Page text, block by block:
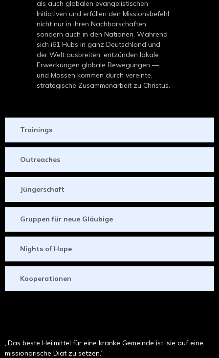
als auch globalen evangelistischen
Initiativen und erfüllen den Missionsbefehl
nicht nur in ihren Nachbarschaften,
sondern auch in den Nationen. Während
sich i61 Hubs in ganz Deutschland und
der Welt ausbreiten, entzünden lokale
Erweckungen globale Bewegungen —
und Massen kommen durch vereinte,
strategische Zusammenarbeit zu Christus.
Trainings
Outreaches
Jüngerschaft
Gruppen für neue Gläubige
Nights of Hope
Kooperationen
„Das beste Heilmittel für eine kranke Gemeinde ist, sie auf eine
missionarische Diät zu setzen.”